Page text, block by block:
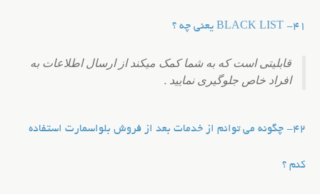
41- BLACK LIST یعنی چه ؟
قابلیتی است که به شما کمک میکند از ارسال اطلاعات به
افراد خاص جلوگیری نمایید .
42- چگونه می توانم از خدمات بعد از فروش بلواسمارت استفاده
کنم ؟